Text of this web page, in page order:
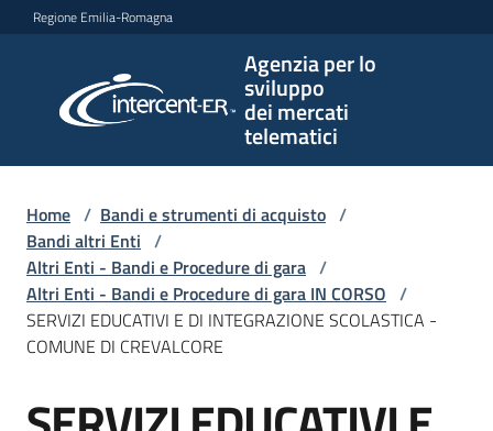
Vai al contenuto
Vai alla navigazione
Vai al footer
Regione Emilia-Romagna
Agenzia per lo
sviluppo
dei mercati
telematici
per lo
sviluppo
telematici
L'Agenzia
Bandi
Home / Bandi e strumenti di acquisto /
Bandi altri Enti /
Altri Enti - Bandi e Procedure di gara /
Altri Enti - Bandi e Procedure di gara IN CORSO /
SERVIZI EDUCATIVI E DI INTEGRAZIONE SCOLASTICA -
COMUNE DI CREVALCORE
Salta al contenuto